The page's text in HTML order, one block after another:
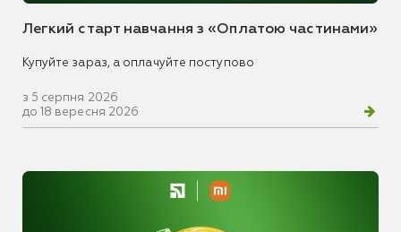
Легкий старт навчання з «Оплатою частинами»
Купуйте зараз, а оплачуйте поступово
з 5 серпня 2026
до 18 вересня 2026